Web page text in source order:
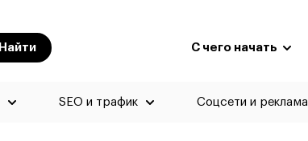
Найти С чего начать
SEO и трафик Соцсети и реклама